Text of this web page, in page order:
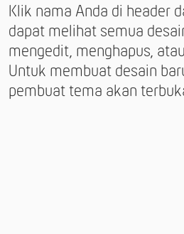
Klik nama Anda di header
dapat melihat semua
mengedit, menghapus,
Untuk membuat desain
pembuat tema akan